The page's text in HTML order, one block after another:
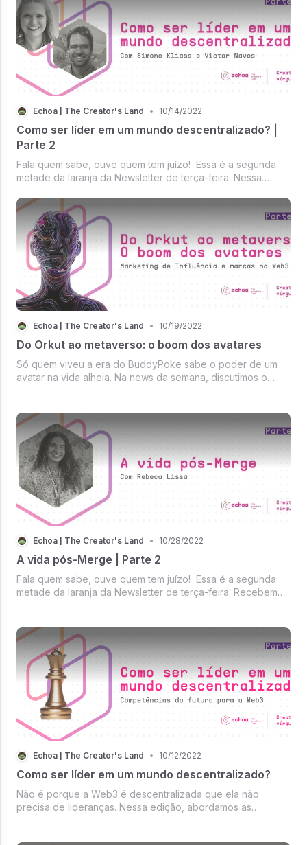
Echoa | The Creator's Land • 10/14/2022
Como ser líder em um mundo descentralizado? |
Parte 2
Fala quem sabe, ouve quem tem juízo! Essa é a segunda
metade da laranja da Newsletter de terça-feira. Nessa
sobre as competências de um líder na Web3.
Echoa | The Creator's Land • 10/19/2022
Do Orkut ao metaverso: o boom dos avatares
Só quem viveu a era do BuddyPoke sabe o poder de um
avatar na vida alheia. Na news da semana, discutimos o
Echoa | The Creator's Land • 10/28/2022
A vida pós-Merge | Parte 2
Fala quem sabe, ouve quem tem juízo! Essa é a segunda
metade da laranja da Newsletter de terça-feira. Recebemos
Echoa | The Creator's Land • 10/12/2022
Como ser líder em um mundo descentralizado?
Não é porque a Web3 é descentralizada que ela não
precisa de lideranças. Nessa edição, abordamos as